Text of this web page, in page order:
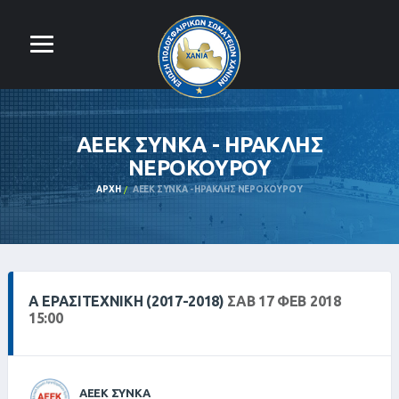
ΑΕΕΚ ΣΥΝΚΑ - ΗΡΑΚΛΗΣ
ΝΕΡΟΚΟΥΡΟΥ
ΑΡΧΉ ΑΕΕΚ ΣΥΝΚΑ - ΗΡΑΚΛΗΣ ΝΕΡΟΚΟΥΡΟΥ
Α ΕΡΑΣΙΤΕΧΝΙΚΗ (2017-2018) ΣΑΒ 17 ΦΕΒ 2018
15:00
ΑΕΕΚ ΣΥΝΚΑ